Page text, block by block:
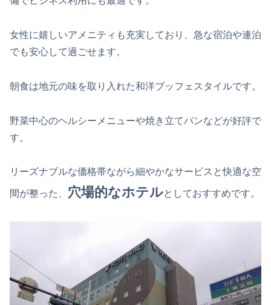
女性に嬉しいアメニティも充実しており、急な宿泊や連泊
でも安心して過ごせます。
朝食は地元の味を取り入れた和洋ブッフェスタイルです。
野菜中心のヘルシーメニューや焼き立てパンなどが好評で
す。
リーズナブルな価格帯ながら細やかなサービスと快適な空
間が整った、 穴場的なホテルとしておすすめです。